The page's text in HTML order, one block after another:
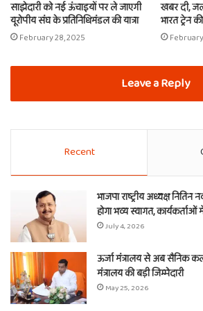
साझेदारी को नई ऊंचाइयों पर ले जाएगी
यूरोपीय संघ के प्रतिनिधिमंडल की यात्रा
February 28, 2025
खबर दी,
भारत ट्रेन
Leave a Reply
Recent
भाजपा राष्ट्रीय अध्यक्ष
होगा भव्य स्वागत, कार्यकर्ताओं
July 4, 2026
ऊर्जा मंत्रालय से अब सैनिक
मंत्रालय की बड़ी जिम्मेदारी
May 25, 2026